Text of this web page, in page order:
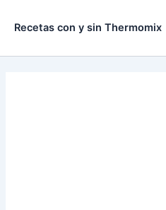
Recetas con y sin Thermomix